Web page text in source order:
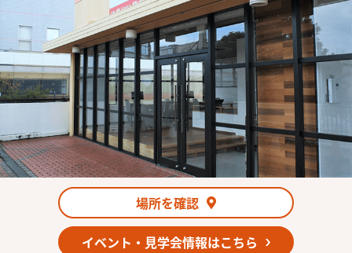
場所を確認
イベント・見学会情報はこちら